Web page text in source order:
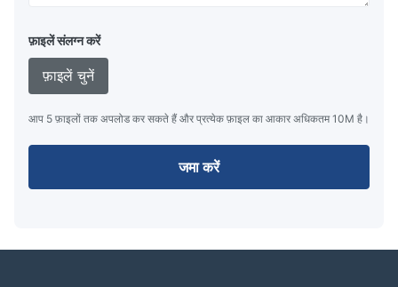
फ़ाइलें संलग्न करें
फ़ाइलें चुनें
आप 5 फ़ाइलों तक अपलोड कर सकते हैं और प्रत्येक फ़ाइल का आकार अधिकतम 10M है।
जमा करें